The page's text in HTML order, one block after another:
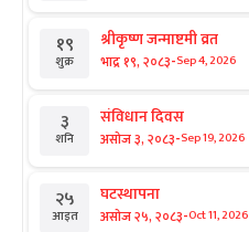
१९
शुक्र
श्रीकृष्ण जन्माष्टमी व्रत
भाद्र १९, २०८३-Sep 4, 2026
३
शनि
संविधान दिवस
असोज ३, २०८३-Sep 19, 2026
२५
आइत
घटस्थापना
असोज २५, २०८३-Oct 11, 2026